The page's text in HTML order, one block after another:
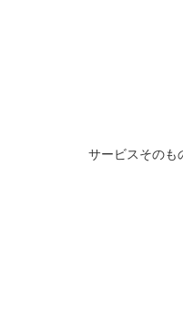
サービスそのも